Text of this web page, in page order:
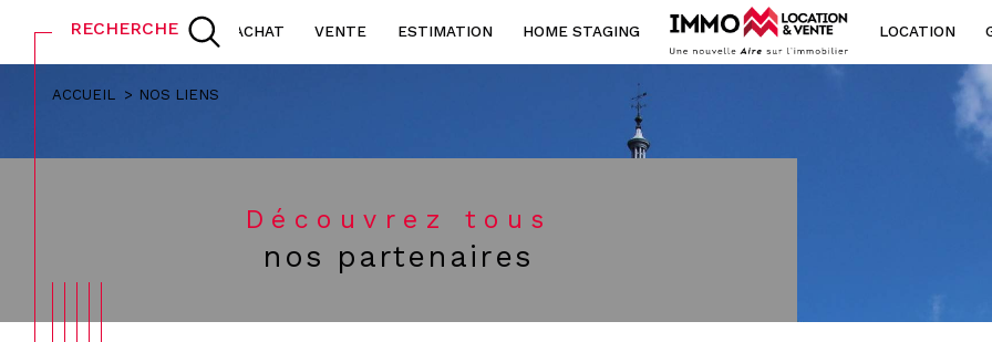
ACHAT VENTE ESTIMATION HOME STAGING LOCATION
RECHERCHE
Voir les50annonces
ACCUEIL NOS LIENS
Découvrez tous
nos partenaires